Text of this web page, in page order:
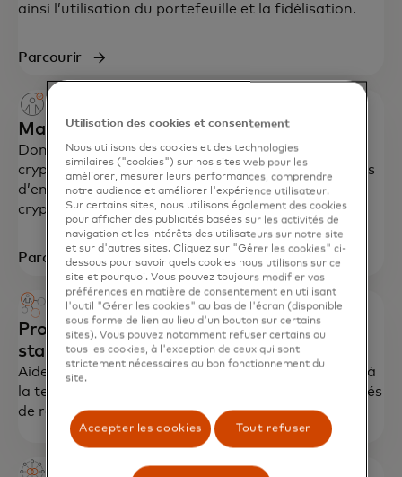
ainsi l’utilisation du portefeuille et la fidélisation.
Parcourir
Mastercard Crypto Credential™
Donner aux plateformes d’échange de
cryptomonnaies et aux consommateurs les moyens
d’envoyer et de recevoir des paiements en
cryptomonnaies simplement et en toute sécurité.
Parcourir
Programme Start Path Crypto pour les
startups
Aider les jeunes entreprises à se développer grâce à
la technologie, aux partenariats et aux opportunités
de réseautage.
Utilisation des cookies et consentement
Nous utilisons des cookies et des technologies
similaires ("cookies") sur nos sites web pour les
améliorer, mesurer leurs performances, comprendre
notre audience et améliorer l'expérience utilisateur.
Sur certains sites, nous utilisons également des cookies
pour afficher des publicités basées sur les activités de
navigation et les intérêts des utilisateurs sur notre site
et sur d'autres sites. Cliquez sur "Gérer les cookies" ci-
dessous pour savoir quels cookies nous utilisons sur ce
site et pourquoi. Vous pouvez toujours modifier vos
préférences en matière de consentement en utilisant
l'outil "Gérer les cookies" au bas de l'écran (disponible
sous forme de lien au lieu d'un bouton sur certains
sites). Vous pouvez notamment refuser certains ou
tous les cookies, à l'exception de ceux qui sont
strictement nécessaires au bon fonctionnement du
site.
Accepter les cookies Tout refuser